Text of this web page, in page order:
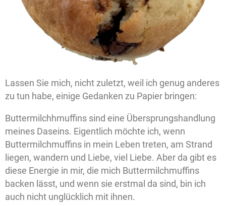
Lassen Sie mich, nicht zuletzt, weil ich genug anderes
zu tun habe, einige Gedanken zu Papier bringen:
Buttermilchhmuffins sind eine Übersprungshandlung
meines Daseins. Eigentlich möchte ich, wenn
Buttermilchmuffins in mein Leben treten, am Strand
liegen, wandern und Liebe, viel Liebe. Aber da gibt es
diese Energie in mir, die mich Buttermilchmuffins
backen lässt, und wenn sie erstmal da sind, bin ich
auch nicht unglücklich mit ihnen.